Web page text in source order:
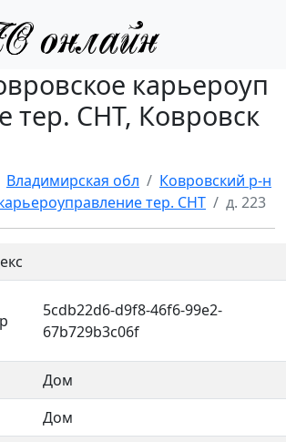
карьероуп
тер. СНТ, Ковровск
Владимирская обл
Ковровский р-н
тер. СНТ
д. 223
5cdb22d6-d9f8-46f6-99e2-
67b729b3c06f
Дом
Дом